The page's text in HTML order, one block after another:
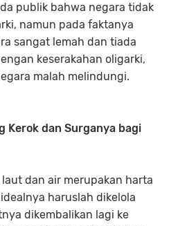
publik bahwa negara tidak
namun pada faktanya
sangat lemah dan tiada
keserakahan oligarki,
malah melindungi.
Kerok dan Surganya bagi
dan air merupakan harta
haruslah dikelola
dikembalikan lagi ke